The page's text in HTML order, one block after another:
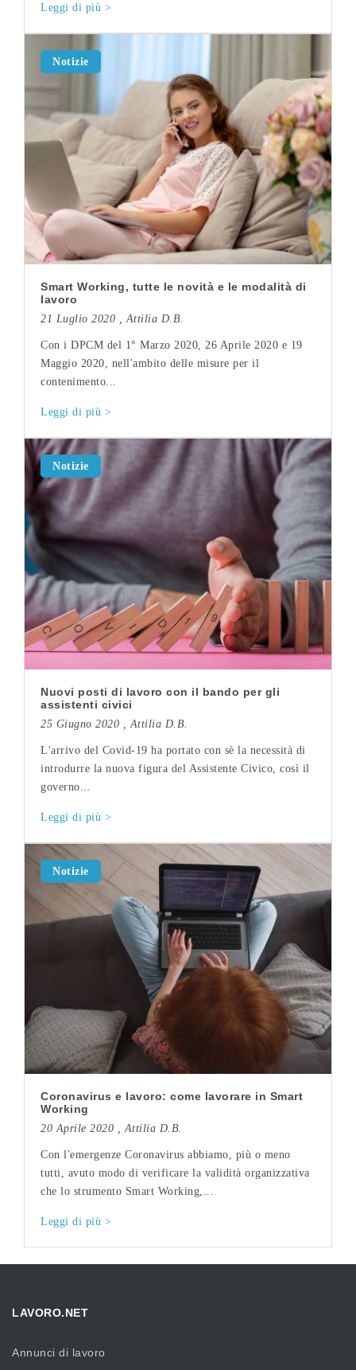
Leggi di più >
Smart Working, tutte le novità e le modalità di
lavoro
21 Luglio 2020 ,Attilia D.B.
Notizie
Con i DPCM del 1° Marzo 2020, 26 Aprile 2020 e 19
Maggio 2020, nell'ambito delle misure per il
contenimento...
Leggi di più >
Nuovi posti di lavoro con il bando per gli
assistenti civici
25 Giugno 2020 , Attilia D.B.
Notizie
L'arrivo del Covid-19 ha portato con sè la necessità di
introdurre la nuova figura del Assistente Civico, così il
governo...
Leggi di più >
Coronavirus e lavoro: come lavorare in Smart
Working
20 Aprile 2020 ,Attilia D.B.
Notizie
Con l'emergenze Coronavirus abbiamo, più o meno
tutti, avuto modo di verificare la validità organizzativa
che lo strumento Smart Working,...
Leggi di più >
LAVORO.NET
Annunci di lavoro